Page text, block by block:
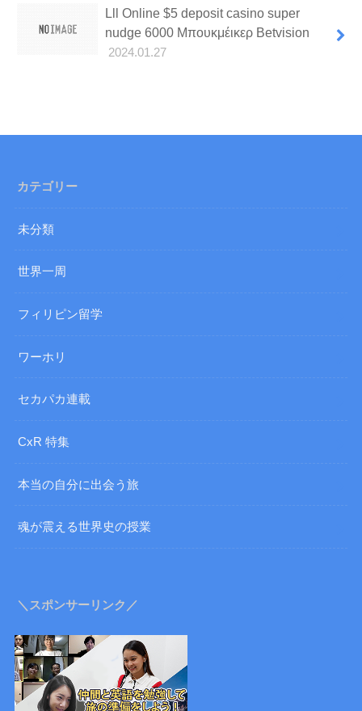
Lll Online $5 deposit casino super
nudge 6000 Μπουκμέικερ Betvision
2024.01.27
カテゴリー
未分類
世界一周
フィリピン留学
ワーホリ
セカパカ連載
CxR 特集
本当の自分に出会う旅
魂が震える世界史の授業
＼スポンサーリンク／